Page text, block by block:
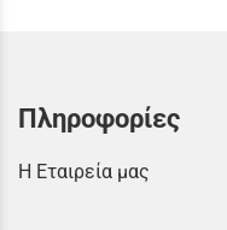
Πληροφορίες
Η Εταιρεία μας